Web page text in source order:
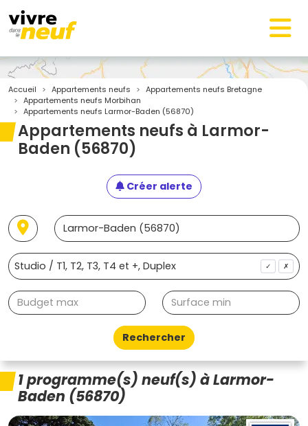
Accueil Appartements neufs
Appartements neufs Bretagne
Appartements neufs Morbihan
Appartements neufs Larmor-Baden (56870)
Appartements neufs à Larmor-
Baden (56870)
Créer alerte
✓ ✗
Rechercher
1 programme(s) neuf(s) à Larmor-
Baden (56870)